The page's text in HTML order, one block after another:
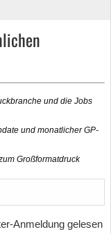
und die Jobs
und monatlicher GP-
Großformatdruck
Anmeldung gelesen